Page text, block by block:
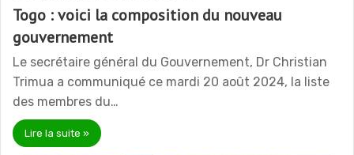
Togo : voici la composition du nouveau
gouvernement
Le secrétaire général du Gouvernement, Dr Christian
Trimua a communiqué ce mardi 20 août 2024, la liste
des membres du…
Lire la suite »